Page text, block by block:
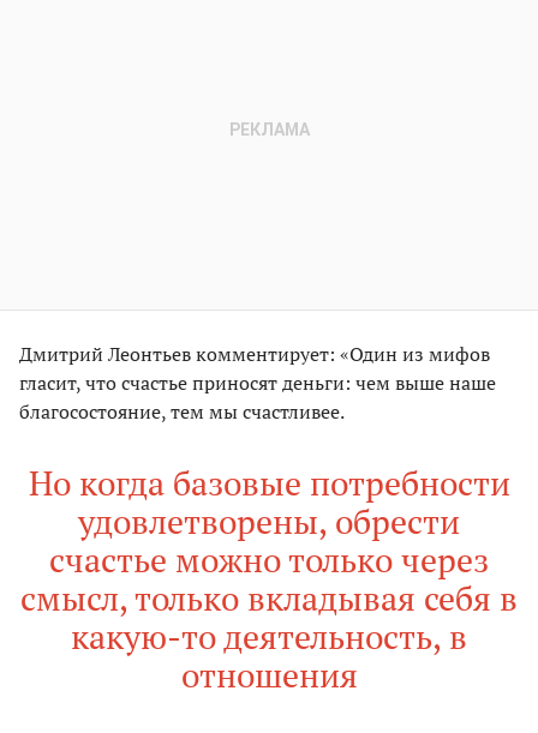
Дмитрий Леонтьев комментирует: «Один из мифов
гласит, что счастье приносят деньги: чем выше наше
благосостояние, тем мы счастливее.
Но когда базовые потребности
удовлетворены, обрести
счастье можно только через
смысл, только вкладывая себя в
какую-то деятельность, в
отношения